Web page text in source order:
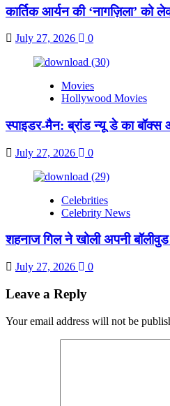
कार्तिक आर्यन की ‘नागज़िला’
July 27, 2026 0
Movies
Hollywood Movies
स्पाइडर-मैन: ब्रांड न्यू डे का बॉक्स
July 27, 2026 0
Celebrities
Celebrity News
शहनाज गिल ने खोली अपनी
July 27, 2026 0
Leave a Reply
Your email address will not be